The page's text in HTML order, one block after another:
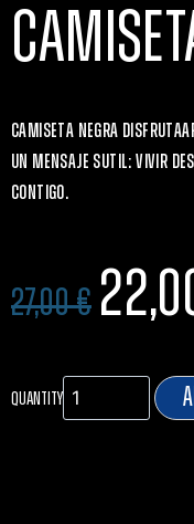
Camiseta negra
un mensaje sutil: vivir
contigo.
27,00€
Quantity